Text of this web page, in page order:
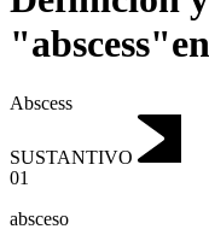
Abscess
SUSTANTIVO
01
absceso